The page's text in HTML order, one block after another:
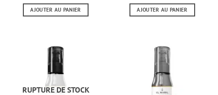
AJOUTER AU PANIER AJOUTER AU PANIER
RUPTURE DE STOCK